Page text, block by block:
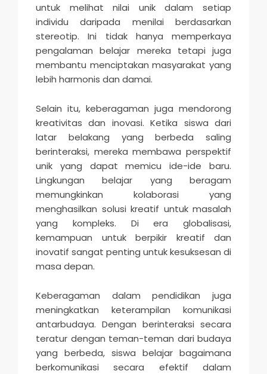
untuk melihat nilai unik dalam setiap
individu daripada menilai berdasarkan
stereotip. Ini tidak hanya memperkaya
pengalaman belajar mereka tetapi juga
membantu menciptakan masyarakat yang
lebih harmonis dan damai.
Selain itu, keberagaman juga mendorong
kreativitas dan inovasi. Ketika siswa dari
latar belakang yang berbeda saling
berinteraksi, mereka membawa perspektif
unik yang dapat memicu ide-ide baru.
Lingkungan belajar yang beragam
memungkinkan kolaborasi yang
menghasilkan solusi kreatif untuk masalah
yang kompleks. Di era globalisasi,
kemampuan untuk berpikir kreatif dan
inovatif sangat penting untuk kesuksesan di
masa depan.
Keberagaman dalam pendidikan juga
meningkatkan keterampilan komunikasi
antarbudaya. Dengan berinteraksi secara
teratur dengan teman-teman dari budaya
yang berbeda, siswa belajar bagaimana
berkomunikasi secara efektif dalam